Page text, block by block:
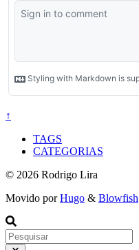
↑
TAGS
CATEGORIAS
© 2026 Rodrigo Lira
Movido porHugo & Blowfish